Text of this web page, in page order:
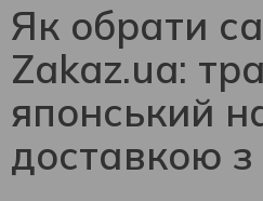
Як обрати
Zakaz.ua:
японський
доставкою